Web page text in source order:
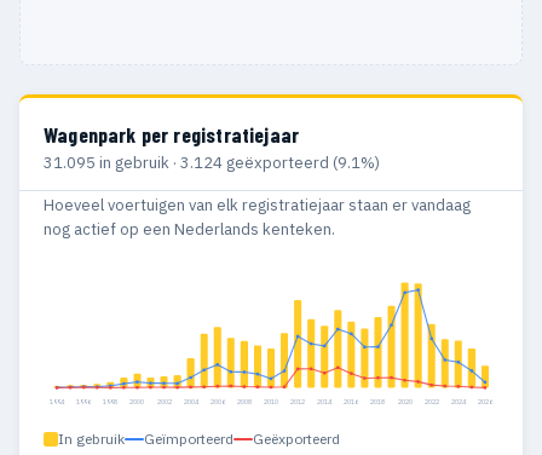
Wagenpark per registratiejaar
31.095 in gebruik · 3.124 geëxporteerd (9.1%)
Hoeveel voertuigen van elk registratiejaar staan er vandaag
nog actief op een Nederlands kenteken.
1994 1996 1998 2000 2002 2004 2006 2008 2010 2012 2014 2016 2018 2020 2022 2024 2026
In gebruik Geïmporteerd Geëxporteerd